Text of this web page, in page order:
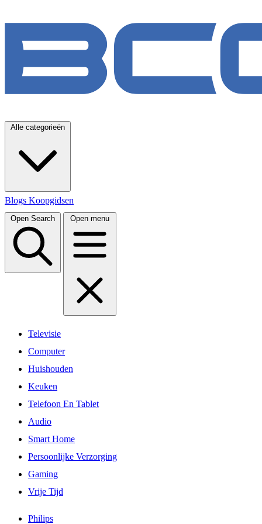
Alle categorieën
Blogs Koopgidsen
Open Search Open menu
Televisie
Computer
Huishouden
Keuken
Telefoon En Tablet
Audio
Smart Home
Persoonlijke Verzorging
Gaming
Vrije Tijd
Philips